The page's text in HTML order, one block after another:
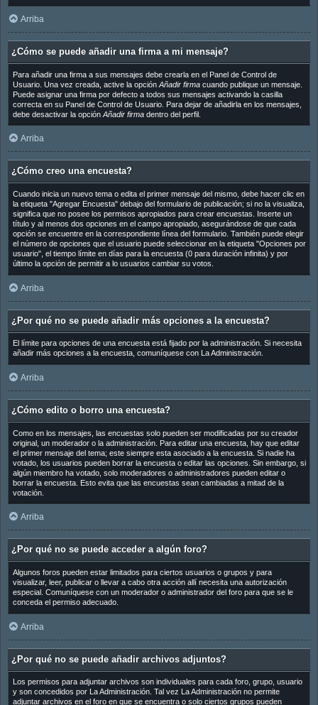
Arriba
¿Cómo se puede añadir una firma a mi mensaje?
Para añadir una firma a sus mensajes debe crearla en el Panel de Control de
Usuario. Una vez creada, active la opción Añadir firmacuando publique un mensaje.
Puede asignar una firma por defecto a todos sus mensajes activando la casilla
correcta en su Panel de Control de Usuario. Para dejar de añadirla en los mensajes,
debe desactivar la opción Añadir firmadentro del perfil.
Arriba
¿Cómo creo una encuesta?
Cuando inicia un nuevo tema o edita el primer mensaje del mismo, debe hacer clic en
la etiqueta "Agregar Encuesta" debajo del formulario de publicación; si no la visualiza,
significa que no posee los permisos apropiados para crear encuestas. Inserte un
título y al menos dos opciones en el campo apropiado, asegurándose de que cada
opción se encuentre en la correspondiente línea del formulario. También puede elegir
el número de opciones que el usuario puede seleccionar en la etiqueta "Opciones por
usuario", el tiempo límite en días para la encuesta (0 para duración infinita) y por
último la opción de permitir a lo usuarios cambiar su votos.
Arriba
¿Por qué no se puede añadir más opciones a la encuesta?
El límite para opciones de una encuesta está fijado por la administración. Si necesita
añadir más opciones a la encuesta, comuníquese con La Administración.
Arriba
¿Cómo edito o borro una encuesta?
Como en los mensajes, las encuestas solo pueden ser modificadas por su creador
original, un moderador o la administración. Para editar una encuesta, hay que editar
el primer mensaje del tema; este siempre esta asociado a la encuesta. Si nadie ha
votado, los usuarios pueden borrar la encuesta o editar las opciones. Sin embargo, si
algún miembro ha votado, solo moderadores o administradores pueden editar o
borrar la encuesta. Esto evita que las encuestas sean cambiadas a mitad de la
votación.
Arriba
¿Por qué no se puede acceder a algún foro?
Algunos foros pueden estar limitados para ciertos usuarios o grupos y para
visualizar, leer, publicar o llevar a cabo otra acción allí necesita una autorización
especial. Comuníquese con un moderador o administrador del foro para que se le
conceda el permiso adecuado.
Arriba
¿Por qué no se puede añadir archivos adjuntos?
Los permisos para adjuntar archivos son individuales para cada foro, grupo, usuario
y son concedidos por La Administración. Tal vez La Administración no permite
adjuntar archivos en el foro en que se encuentra o solo ciertos grupos pueden